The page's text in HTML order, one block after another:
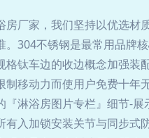
厂家，我们坚持以优选材
304不锈钢是最常用品牌
钛车边的收边概念加强装
移动力而使用户免费十年
淋浴房图片专栏』细节-
入加锁安装关节与同步式